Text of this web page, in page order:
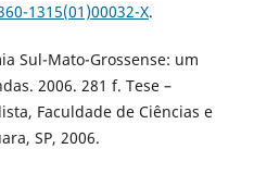
1315(01)00032-X.
Sul-Mato-Grossense: um
2006. 281 f. Tese –
Faculdade de Ciências e
SP, 2006.